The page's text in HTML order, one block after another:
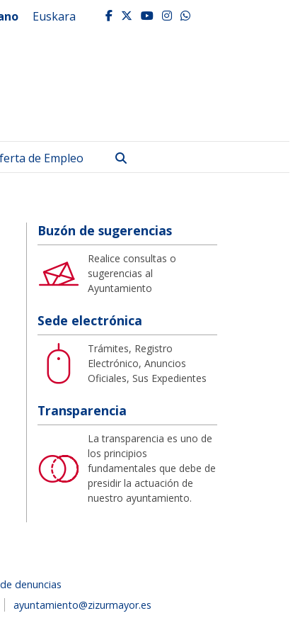
Euskara facebook
twitter
youtube
instagram
whatsapp
de Empleo
Buzón de sugerencias
Realice consultas o
sugerencias al
Ayuntamiento
Sede electrónica
Trámites, Registro
Electrónico, Anuncios
Oficiales, Sus Expedientes
Transparencia
La transparencia es uno de
los principios
fundamentales que debe de
presidir la actuación de
nuestro ayuntamiento.
denuncias
ayuntamiento@zizurmayor.es